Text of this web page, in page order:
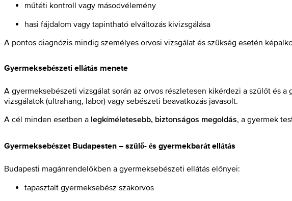
műtéti kontroll vagy másodvélemény
hasi fájdalom vagy tapintható elváltozás kivizsgálása
A pontos diagnózis mindig személyes orvosi vizsgálat és szükség esetén
Gyermeksebészeti ellátás menete
A gyermeksebészeti vizsgálat során az orvos részletesen kikérdezi a szülőt és
vizsgálatok (ultrahang, labor) vagy sebészeti beavatkozás javasolt.
A cél minden esetben a legkíméletesebb, biztonságos megoldás, a gyermek
Gyermeksebészet Budapesten – szülő- és gyermekbarát ellátás
Budapesti magánrendelőkben a gyermeksebészeti ellátás előnyei:
tapasztalt gyermeksebész szakorvos